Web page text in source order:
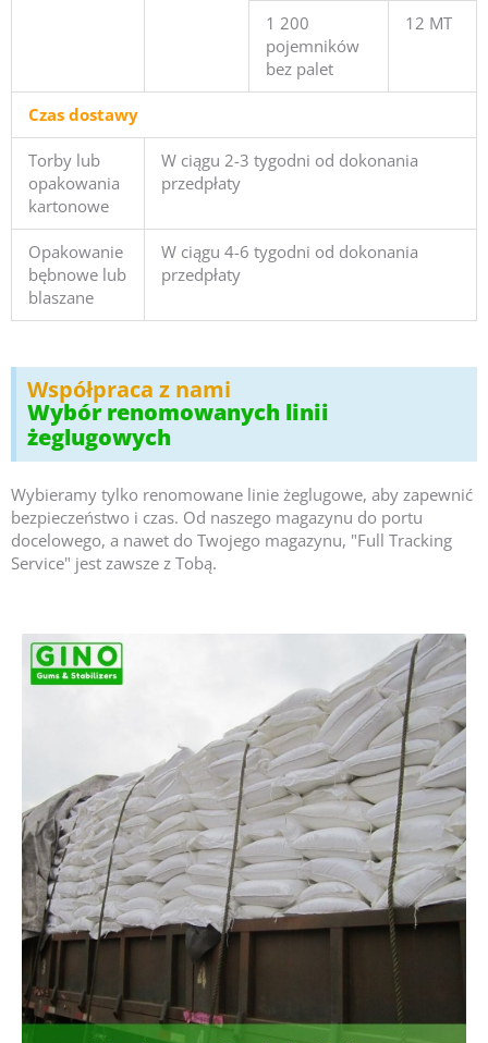
1 200
pojemników
bez palet
12 MT
Czas dostawy
Torby lub
opakowania
kartonowe
W ciągu 2-3 tygodni od dokonania
przedpłaty
Opakowanie
bębnowe lub
blaszane
W ciągu 4-6 tygodni od dokonania
przedpłaty
Współpraca z nami
Wybór renomowanych linii
żeglugowych
Wybieramy tylko renomowane linie żeglugowe, aby zapewnić
bezpieczeństwo i czas. Od naszego magazynu do portu
docelowego, a nawet do Twojego magazynu, "Full Tracking
Service" jest zawsze z Tobą.